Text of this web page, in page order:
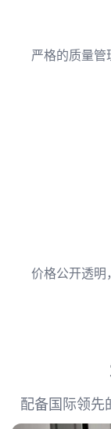
严格的质量管
价格公开透明
配备国际领先